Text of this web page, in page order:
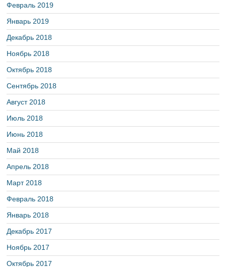
Февраль 2019
Январь 2019
Декабрь 2018
Ноябрь 2018
Октябрь 2018
Сентябрь 2018
Август 2018
Июль 2018
Июнь 2018
Май 2018
Апрель 2018
Март 2018
Февраль 2018
Январь 2018
Декабрь 2017
Ноябрь 2017
Октябрь 2017